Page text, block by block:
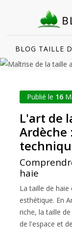
BLOG TAILLE
Publié le 16
L'art de
Ardèche
haie
La taille de
esthétique. En
riche, la taille
de l'espace et